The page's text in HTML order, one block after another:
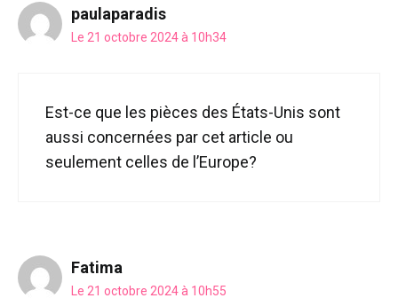
paulaparadis
Le 21 octobre 2024 à 10h34
Est-ce que les pièces des États-Unis sont
aussi concernées par cet article ou
seulement celles de l’Europe?
Fatima
Le 21 octobre 2024 à 10h55